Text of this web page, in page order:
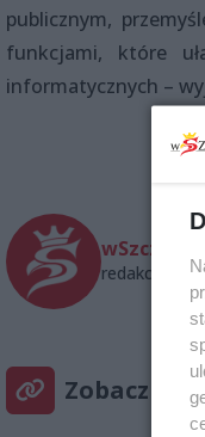
publicznym,
funkcjami, które
informatycznych –
Zobacz też